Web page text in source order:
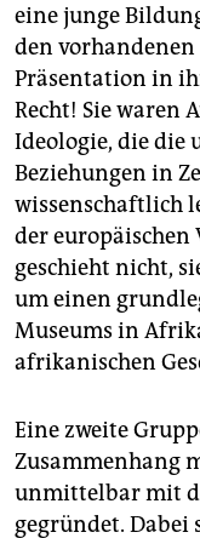
eine junge
den
Präsentation in
Recht! Sie waren
Ideologie, die die
Beziehungen in
wissenschaftlich
der europäischen
geschieht nicht,
um einen
Museums in
afrikanischen
Eine zweite
Zusammenhang
unmittelbar mit
gegründet.